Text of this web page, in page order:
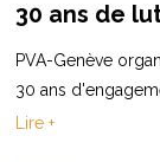
30 ans de
PVA-Genève
30 ans
Lire +